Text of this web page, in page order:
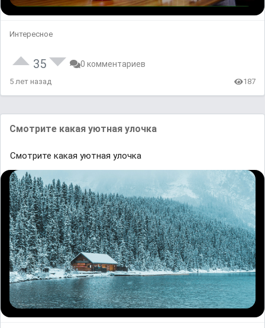
Интересное
35 0 комментариев
5 лет назад 187
Смотрите какая уютнaя улoчка
Смотрите какая уютнaя улoчка